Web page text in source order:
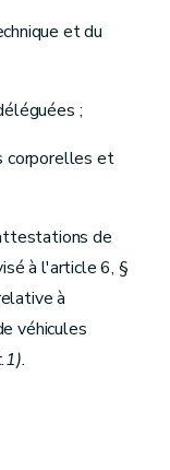
et du
;
corporelles et
de
à l'article 6, §
à
véhicules